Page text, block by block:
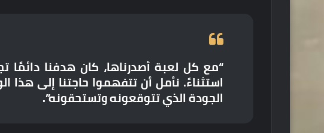
استثناءً. نأمل أن تتفهموا حاجتنا إلى
الجودة الذي تتوقعونه وتستحقونه”.